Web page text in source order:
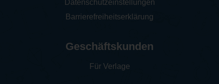
Datenschutzeinstellungen
Barrierefreiheitserklärung
Geschäftskunden
Für Verlage